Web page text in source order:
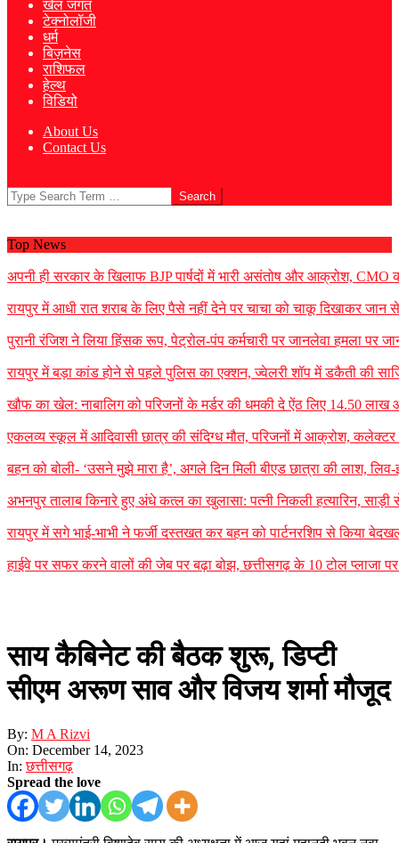
खेल जगत
टेक्नोलॉजी
धर्म
बिज़नेस
राशिफल
हेल्थ
विडियो
About Us
Contact Us
Search
Top News
अपनी ही सरकार के खिलाफ BJP पार्षदों में भारी असंतोष और आक्रोश, CMO
रायपुर में आधी रात शराब के लिए पैसे नहीं देने पर चाचा को चाकू दिखाकर जान से
पुरानी रंजिश ने लिया हिंसक रूप, पेट्रोल-पंप कर्मचारी पर जानलेवा हमला पर
रायपुर में बड़ा कांड होने से पहले पुलिस का एक्शन, ज्वेलरी शॉप में डकैती की
खौफ का खेल: नाबालिग को परिजनों के मर्डर की धमकी दे ऐंठ लिए 14.50 लाख
एकलव्य स्कूल में आदिवासी छात्र की संदिग्ध मौत, परिजनों में आक्रोश, कलेक्टर ने
बहन को बोली- ‘उसने मुझे मारा है’, अगले दिन मिली बीएड छात्रा की लाश,
अभनपुर तालाब किनारे हुए अंधे कत्ल का खुलासा: पत्नी निकली हत्यारिन, साड़ी
रायपुर में सगे भाई-भाभी ने फर्जी दस्तखत कर बहन को पार्टनरशिप से किया
हाईवे पर सफर करने वालों की जेब पर बढ़ा बोझ, छत्तीसगढ़ के 10 टोल प्लाजा
साय कैबिनेट की बैठक शुरू, डिप्टी
सीएम अरूण साव और विजय शर्मा मौजूद
By: M A Rizvi
On: December 14, 2023
In: छत्तीसगढ़
Spread the love